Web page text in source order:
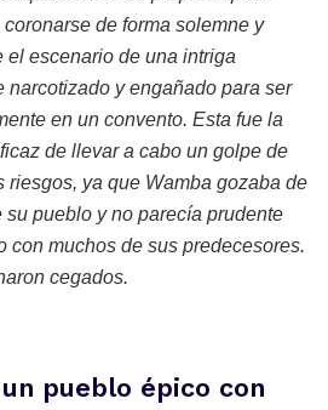
de forma solemne y
el escenario de una intriga
narcotizado y engañado para ser
en un convento. Esta fue la
de llevar a cabo un golpe de
riesgos, ya que Wamba gozaba de
pueblo y no parecía prudente
con muchos de sus predecesores.
cegados.
pueblo épico con